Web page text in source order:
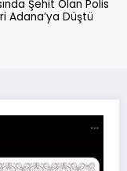
Şehit Olan Polis
Adana’ya Düştü